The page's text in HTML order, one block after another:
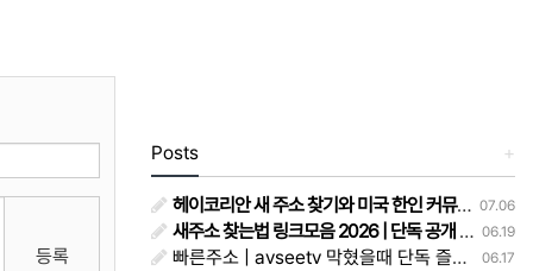
등록
+
Posts
07.06
헤이코리안 새 주소 찾기와 미국 한인 커뮤니티 이용 후기
06.19
새주소 찾는법 링크모음 2026 | 단독 공개 - 주소얌
06.17
빠른주소 | avseetv 막혔을때 단독 즐겨찾기 정리 주소얌